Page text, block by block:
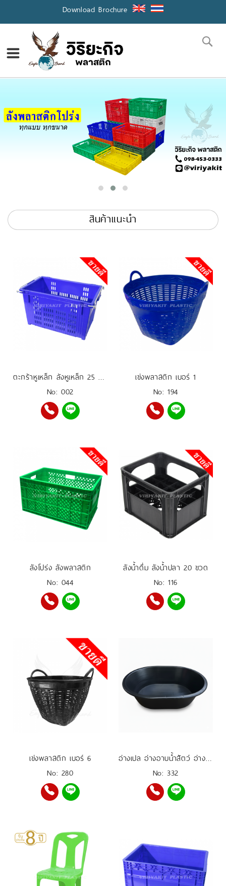
Skip
to
Download Brochure
สินค้าแนะนำ
ตะกร้าหูเหล็ก ลังหูเหล็ก 25 กิโล
No: 002
เข่งพลาสติก เบอร์ 1
No: 194
ลังโปร่ง ลังพลาสติก
No: 044
ลังน้ำดื่ม ลังน้ำปลา 20 ขวด
No: 116
เข่งพลาสติก เบอร์ 6
No: 280
อ่างเปล อ่างอาบน้ำสัตว์ อ่างเลี้ยงปลา อ่างผสมปูน 200 ลิตร
No: 332